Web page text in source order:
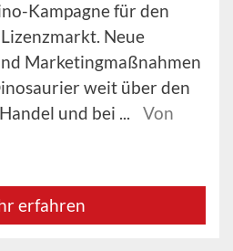
Kampagne für den
Neue
Marketingmaßnahmen
weit über den
und bei ...
Von
erfahren